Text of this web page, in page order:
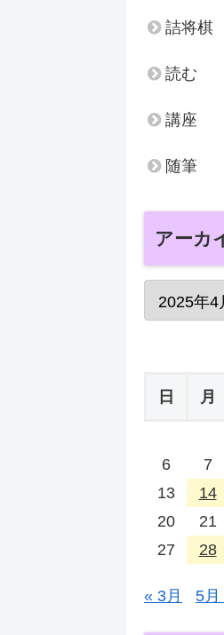
詰将棋
読む
講座
随筆
アーカ
日 月
6
7
13
14
20
21
27
28
« 3月 5月